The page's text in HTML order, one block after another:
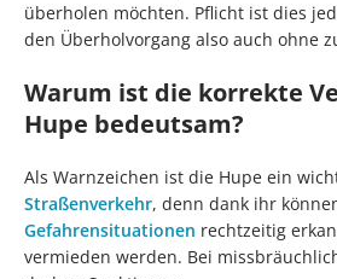
überholen möchten. Pflicht ist dies
den Überholvorgang also auch ohne
Warum ist die korrekte
Hupe bedeutsam?
Als Warnzeichen ist die Hupe ein
Straßenverkehr, denn dank ihr
Gefahrensituationen rechtzeitig
vermieden werden. Bei